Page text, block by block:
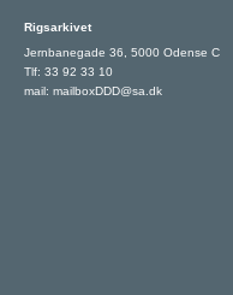
Rigsarkivet
Jernbanegade 36, 5000 Odense C
Tlf: 33 92 33 10
mail: mailboxDDD@sa.dk